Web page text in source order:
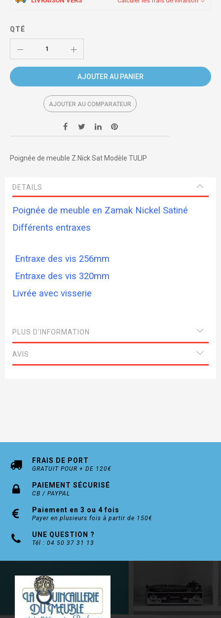
QTÉ
AJOUTER AU PANIER
AJOUTER AU COMPARATEUR
Poignée de meuble Z.Nick Sat Modèle TULIP
DETAILS
Poignée de meuble en Zamak Nickel Satiné
Différents entraxes
Entraxe des vis 256mm
Entraxe des vis 320mm
Livrée avec visserie
PLUS D’INFORMATION
AVIS
FRAIS DE PORT
GRATUIT POUR + DE 120€
PAIEMENT SÉCURISÉ
CB / PAYPAL
Paiement en 3 ou 4 fois
Payer en plusieurs fois à partir de 150€
UNE QUESTION ?
Tél : 04 50 37 31 13